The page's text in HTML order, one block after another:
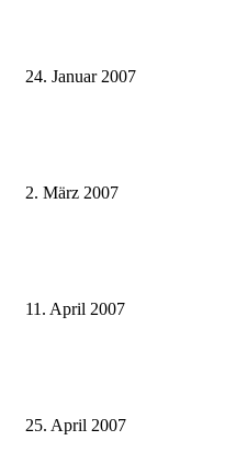
24. Januar 2007
2. März 2007
11. April 2007
25. April 2007